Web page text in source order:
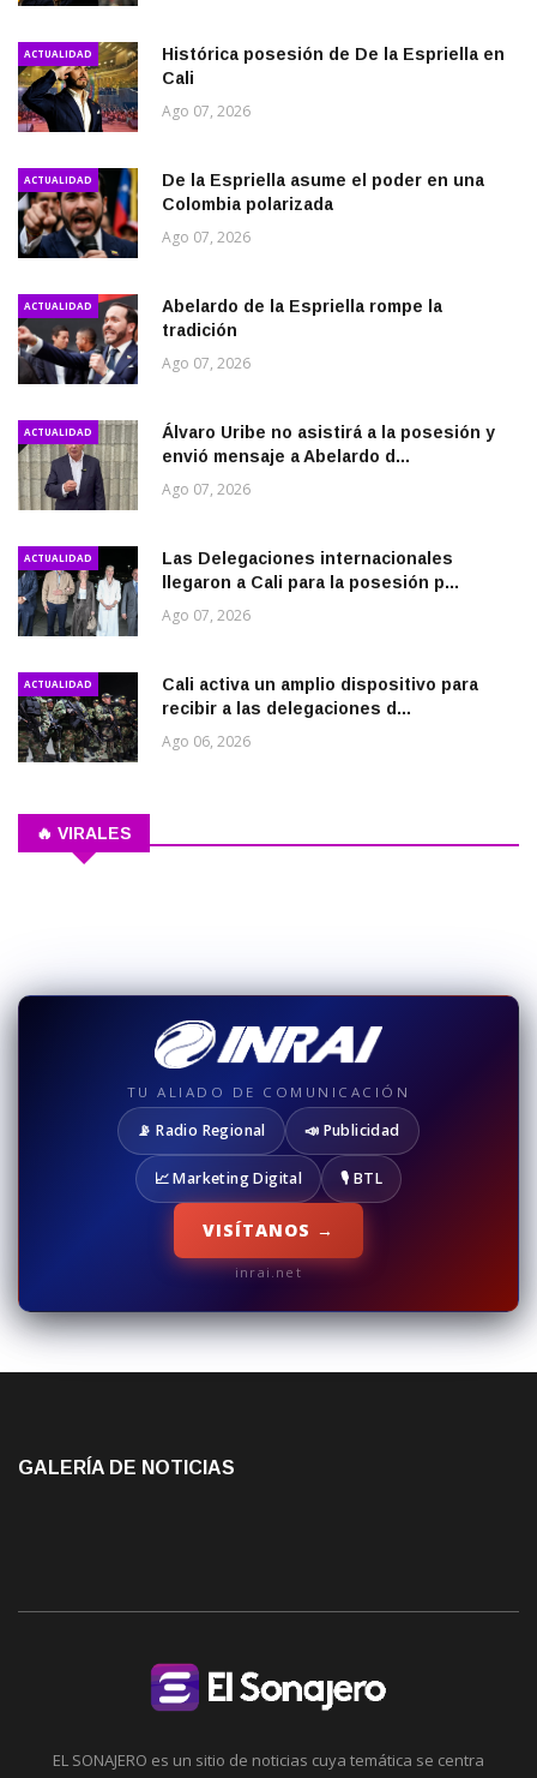
ACTUALIDAD
Histórica posesión de De la Espriella en
Cali
Ago 07, 2026
ACTUALIDAD
De la Espriella asume el poder en una
Colombia polarizada
Ago 07, 2026
ACTUALIDAD
Abelardo de la Espriella rompe la
tradición
Ago 07, 2026
ACTUALIDAD
Álvaro Uribe no asistirá a la posesión y
envió mensaje a Abelardo d...
Ago 07, 2026
ACTUALIDAD
Las Delegaciones internacionales
llegaron a Cali para la posesión p...
Ago 07, 2026
ACTUALIDAD
Cali activa un amplio dispositivo para
recibir a las delegaciones d...
Ago 06, 2026
🔥 VIRALES
TU ALIADO DE COMUNICACIÓN
📡 Radio Regional 📣 Publicidad
📈 Marketing Digital 🎙️ BTL
VISÍTANOS →
inrai.net
GALERÍA DE NOTICIAS
EL SONAJERO es un sitio de noticias cuya temática se centra